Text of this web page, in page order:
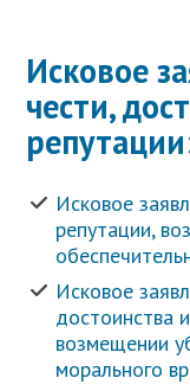
Исковое
чести,
Исковое
репутации,
Исковое
достоинства
возмещении
морального